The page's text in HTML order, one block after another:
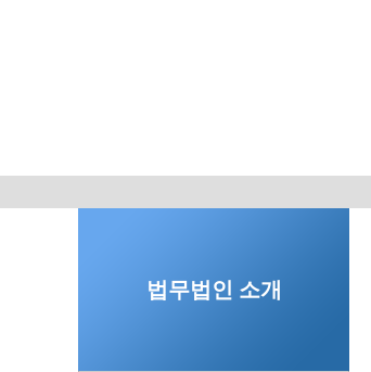
법무법인 소개